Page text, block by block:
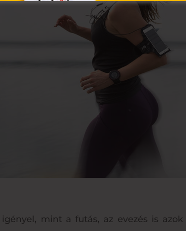
mint a futás, az evezés is